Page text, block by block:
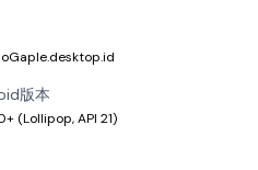
版本
(Lollipop, API 21)